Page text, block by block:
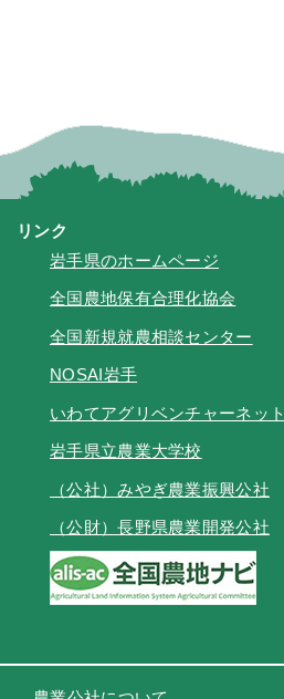
リンク
岩手県のホームページ
全国農地保有合理化協会
全国新規就農相談センター
NOSAI岩手
いわてアグリベンチャーネット
岩手県立農業大学校
（公社）みやぎ農業振興公社
（公財）長野県農業開発公社